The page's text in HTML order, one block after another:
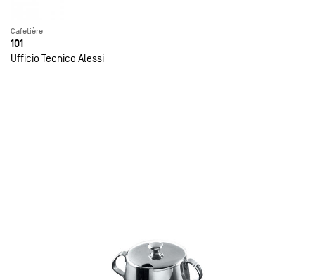
Cafetière
101
Ufficio Tecnico Alessi